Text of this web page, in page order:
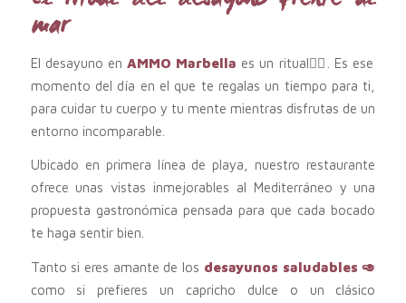
mar
El desayuno enAMMO Marbella es un ritual🧘‍♀️. Es ese
momento del día en el que te regalas un tiempo para ti,
para cuidar tu cuerpo y tu mente mientras disfrutas de un
entorno incomparable.
Ubicado en primera línea de playa, nuestro restaurante
ofrece unas vistas inmejorables al Mediterráneo y una
propuesta gastronómica pensada para que cada bocado
te haga sentir bien.
Tanto si eres amante de los desayunos saludables 🥑
como si prefieres un capricho dulce o un clásico